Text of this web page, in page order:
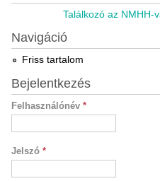
Találkozó az NMHH-val
Navigáció
Friss tartalom
Bejelentkezés
Felhasználónév *
Jelszó *